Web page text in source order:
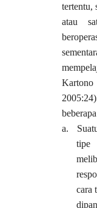
tertentu,
atau
Kartono
a.
tipe
cara